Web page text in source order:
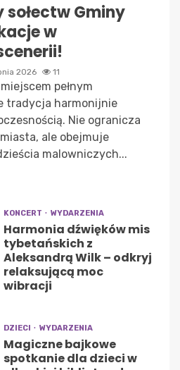
Gminy
w
2026 11
pełnym
tradycja harmonijnie
Nie ogranicza
ale obejmuje
malowniczych...
KONCERT WYDARZENIA
Harmonia dźwięków mis
tybetańskich z
Aleksandrą Wilk – odkryj
relaksującą moc
wibracji
DZIECI WYDARZENIA
Magiczne bajkowe
spotkanie dla dzieci w